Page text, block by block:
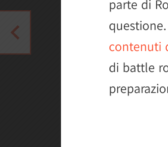
parte di
contenuti
di battle